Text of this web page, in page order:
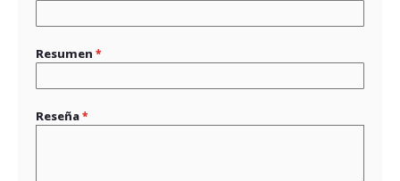
Resumen
Reseña